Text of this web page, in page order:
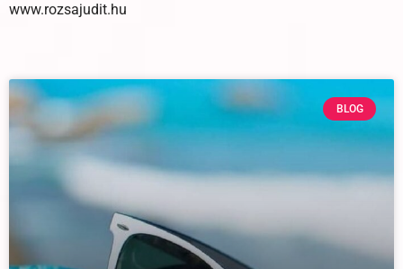
www.rozsajudit.hu
BLOG